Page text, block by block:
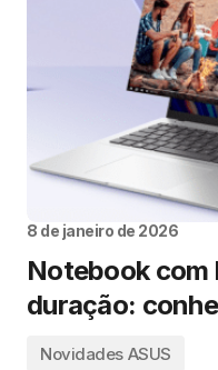
8 de janeiro de 2026
Notebook com
duração:
Novidades ASUS